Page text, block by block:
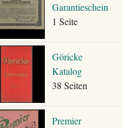
Garantieschein
1 Seite
Göricke
Katalog
38 Seiten
Premier